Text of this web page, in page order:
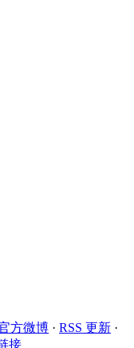
方微博 · RSS 更新 ·
接